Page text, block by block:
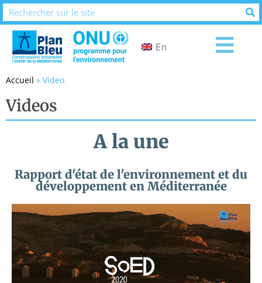
En
Accueil » Video
Videos
A la une
Rapport d'état de l'environnement et du
développement en Méditerranée